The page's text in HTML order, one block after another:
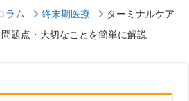
ラム 終末期医療
ターミナルケア
題点・大切なことを簡単に解説